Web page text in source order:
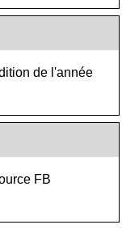
de l'année
FB